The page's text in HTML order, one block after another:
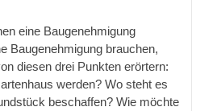
eine Baugenehmigung
Baugenehmigung brauchen,
diesen drei Punkten erörtern:
werden? Wo steht es
beschaffen? Wie möchte